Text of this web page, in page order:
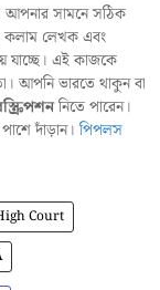
আপনার সামনে সঠিক
কলাম লেখক এবং
যাচ্ছে। এই কাজকে
আপনি ভারতে থাকুন বা
নিতে পারেন।
পাশে দাঁড়ান।পিপলস
Court